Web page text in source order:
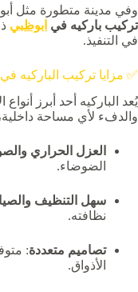
وفي مدينة متطورة مثل
تركيب باركيه في ابوظبي
في التنفيذ.
✅ مزايا تركيب الباركيه
يُعد الباركيه أحد أبرز
والدفء لأي مساحة
العزل الحراري
الضوضاء.
سهل التنظيف
نظافته.
تصاميم متعددة:
الأذواق.